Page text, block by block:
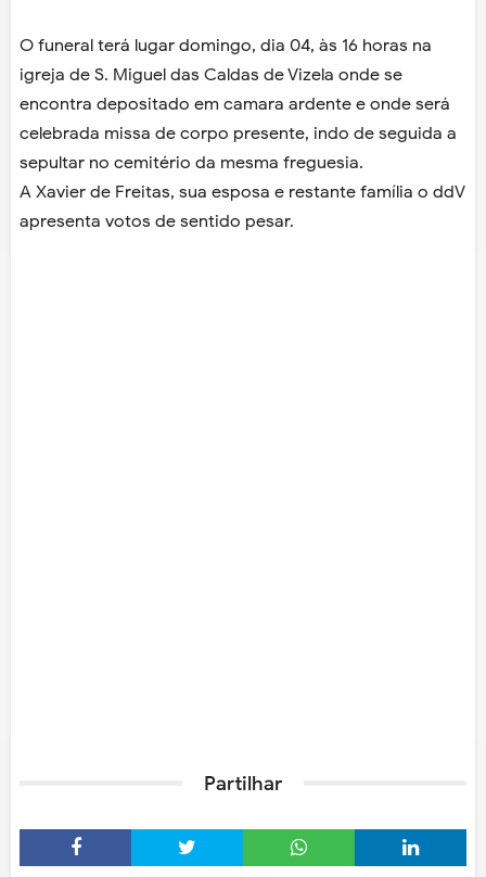
O funeral terá lugar domingo, dia 04, às 16 horas na
igreja de S. Miguel das Caldas de Vizela onde se
encontra depositado em camara ardente e onde será
celebrada missa de corpo presente, indo de seguida a
sepultar no cemitério da mesma freguesia.
A Xavier de Freitas, sua esposa e restante família o ddV
apresenta votos de sentido pesar.
Partilhar